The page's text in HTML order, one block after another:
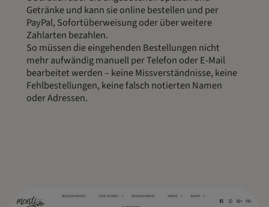
Getränke und kann sie online bestellen und per
PayPal, Sofortüberweisung oder über weitere
Zahlarten bezahlen.
So müssen die eingehenden Bestellungen nicht
mehr aufwändig manuell per Telefon oder E-Mail
bearbeitet werden – keine Missverständnisse, keine
Fehlbestellungen, keine falsch notierten Namen
oder Adressen.